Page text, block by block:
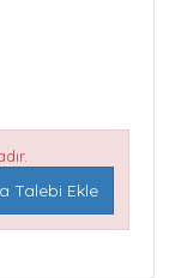
Talebi Ekle